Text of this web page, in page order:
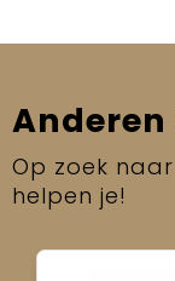
Anderen
Op zoek
helpen je!